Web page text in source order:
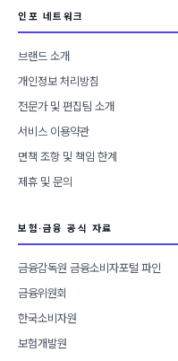
인포 네트워크
브랜드 소개
개인정보 처리방침
전문가 및 편집팀 소개
서비스 이용약관
면책 조항 및 책임 한계
제휴 및 문의
보험·금융 공식 자료
금융감독원 금융소비자포털 파인
금융위원회
한국소비자원
보험개발원